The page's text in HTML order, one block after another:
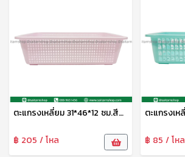
ตะแกรงเหลี่ยม 31*46*12 ซม.สีพาสเทล S-0079 SIP
฿ 205 / โหล ฿ 85 / โหล